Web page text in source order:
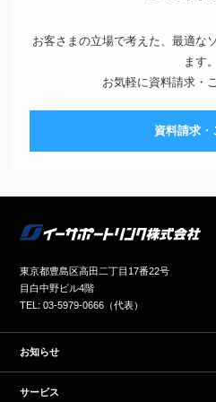
お客さまの立場で考えた、最適な
ます。
お気軽に資料請求・
資料請求・
東京都豊島区高田二丁目17番22号
目白中野ビル4階
TEL: 03-5979-0666（代表）
お知らせ
サービス